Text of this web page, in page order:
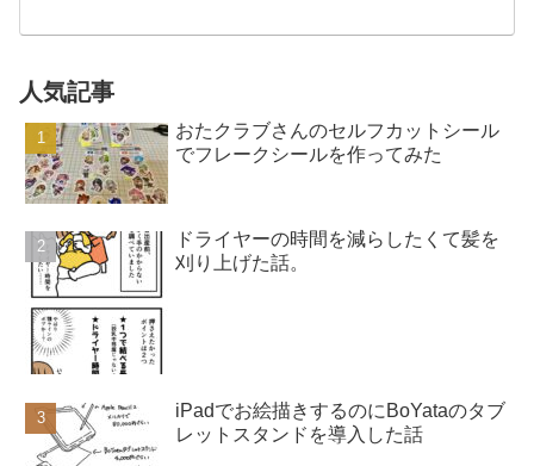
人気記事
おたクラブさんのセルフカットシール
でフレークシールを作ってみた
ドライヤーの時間を減らしたくて髪を
刈り上げた話。
iPadでお絵描きするのにBoYataのタブ
レットスタンドを導入した話